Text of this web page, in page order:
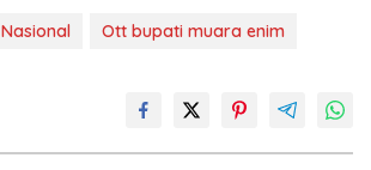
Nasional Ott bupati muara enim